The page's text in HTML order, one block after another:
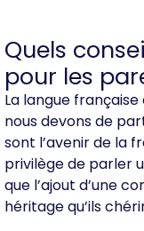
Quels
pour les
La langue
nous devons de
sont l’avenir de la
privilège de parler
que l’ajout d’une
héritage qu’ils